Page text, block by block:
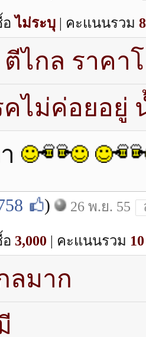
อไม่ระบุ | คะแนนรวม 8
ไกล ราคา
คไม่ค่อยอยู่
) 26 พ.ย. 55
3,000 | คะแนนรวม 10
ลมาก